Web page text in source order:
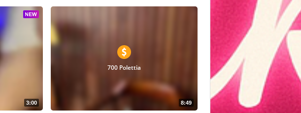
3:00 8:49
700 Polettia